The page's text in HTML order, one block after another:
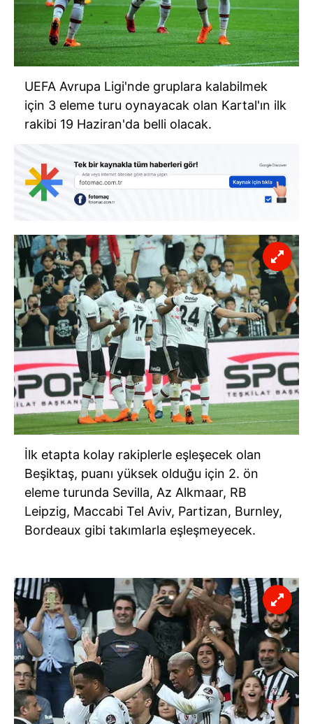
UEFA Avrupa Ligi'nde gruplara kalabilmek
için 3 eleme turu oynayacak olan Kartal'ın ilk
rakibi 19 Haziran'da belli olacak.
İlk etapta kolay rakiplerle eşleşecek olan
Beşiktaş, puanı yüksek olduğu için 2. ön
eleme turunda Sevilla, Az Alkmaar, RB
Leipzig, Maccabi Tel Aviv, Partizan, Burnley,
Bordeaux gibi takımlarla eşleşmeyecek.